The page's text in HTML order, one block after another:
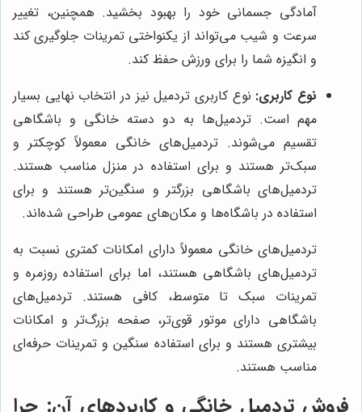
آمادگی جسمانی خود را بهبود بخشید. همچنین، تغییر
سرعت و شیب می‌تواند از یکنواختی تمرینات جلوگیری کند
و انگیزه شما را برای ورزش حفظ کند.
نوع کاربری: نوع کاربری تردمیل نیز در انتخاب نهایی بسیار
مهم است. تردمیل‌ها به دو دسته خانگی و باشگاهی
تقسیم می‌شوند. تردمیل‌های خانگی معمولاً کوچکتر و
سبک‌تر هستند و برای استفاده در منزل مناسب هستند.
تردمیل‌های باشگاهی بزرگتر و سنگین‌تر هستند و برای
استفاده در باشگاه‌ها و مکان‌های عمومی طراحی شده‌اند.
تردمیل‌های خانگی معمولاً دارای امکانات کمتری نسبت به
تردمیل‌های باشگاهی هستند، اما برای استفاده روزمره و
تمرینات سبک تا متوسط، کافی هستند. تردمیل‌های
باشگاهی دارای موتور قوی‌تر، صفحه بزرگ‌تر و امکانات
بیشتری هستند و برای استفاده سنگین و تمرینات حرفه‌ای
مناسب هستند.